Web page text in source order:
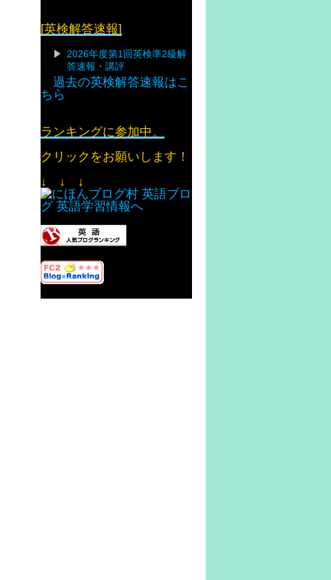
[英検解答速報]
2026年度第1回英検準2級解
答速報・講評
過去の英検解答速報はこ
ちら
ランキングに参加中。
クリックをお願いします！
↓ ↓ ↓